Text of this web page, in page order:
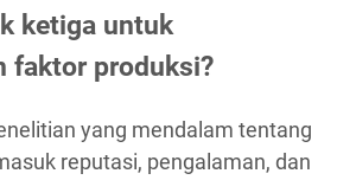
ketiga untuk
faktor produksi?
yang mendalam tentang
reputasi, pengalaman, dan